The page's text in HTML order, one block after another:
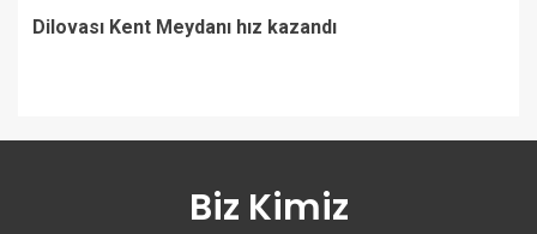
Dilovası Kent Meydanı hız kazandı
Biz Kimiz